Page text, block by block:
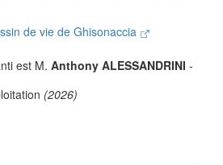
de vie de Ghisonaccia
est M. Anthony ALESSANDRINI -
(2026)